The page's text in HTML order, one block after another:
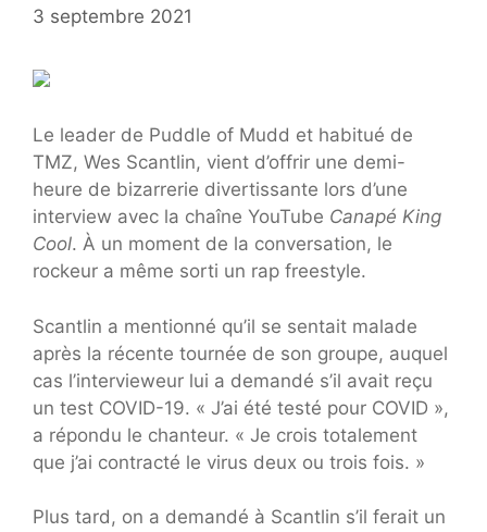
3 septembre 2021
Le leader de Puddle of Mudd et habitué de
TMZ, Wes Scantlin, vient d’offrir une demi-
heure de bizarrerie divertissante lors d’une
interview avec la chaîne YouTube Canapé King
Cool. À un moment de la conversation, le
rockeur a même sorti un rap freestyle.
Scantlin a mentionné qu’il se sentait malade
après la récente tournée de son groupe, auquel
cas l’intervieweur lui a demandé s’il avait reçu
un test COVID-19. « J’ai été testé pour COVID »,
a répondu le chanteur. « Je crois totalement
que j’ai contracté le virus deux ou trois fois. »
Plus tard, on a demandé à Scantlin s’il ferait un